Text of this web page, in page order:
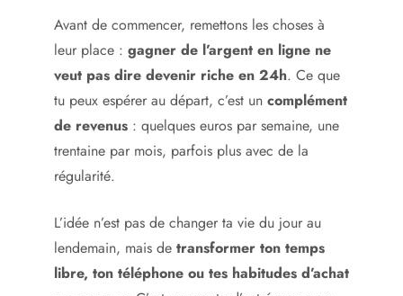
Avant de commencer, remettons les choses à
leur place : gagner de l’argent en ligne ne
veut pas dire devenir riche en 24h. Ce que
tu peux espérer au départ, c’est un complément
de revenus : quelques euros par semaine, une
trentaine par mois, parfois plus avec de la
régularité.
L’idée n’est pas de changer ta vie du jour au
lendemain, mais de transformer ton temps
libre, ton téléphone ou tes habitudes d’achat